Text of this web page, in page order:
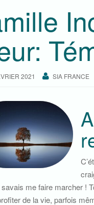
2021 SIA FRANCE
me faire marcher !
de la vie, parfois